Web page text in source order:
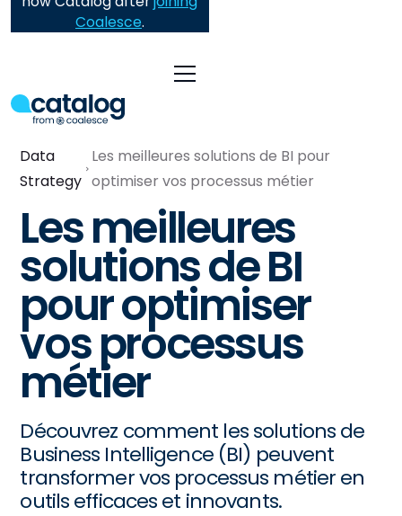
Coalesce.
Data
Strategy
Les meilleures solutions de BI pour
optimiser vos processus métier
Les meilleures
solutions de BI
pour optimiser
vos processus
métier
Découvrez comment les solutions de
Business Intelligence (BI) peuvent
transformer vos processus métier en
outils efficaces et innovants.